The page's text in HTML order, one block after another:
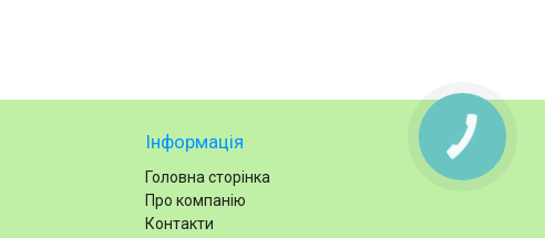
Інформація
Головна сторінка
Про компанію
Контакти